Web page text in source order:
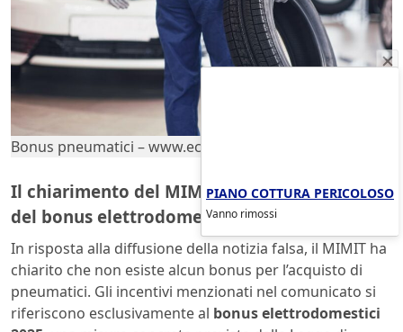
Bonus pneumatici – www.ecoblog.it
Il chiarimento del MIMIT e la reale portata
del bonus elettrodomestici
In risposta alla diffusione della notizia falsa, il MIMIT ha
chiarito che non esiste alcun bonus per l’acquisto di
pneumatici. Gli incentivi menzionati nel comunicato si
riferiscono esclusivamente al bonus elettrodomestici
PIANO COTTURA PERICOLOSO
Vanno rimossi